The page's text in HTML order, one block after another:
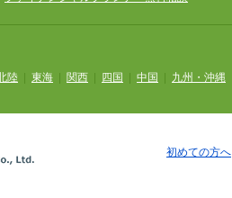
陸 東海 関西 四国 中国 九州・沖縄
初めての方へ